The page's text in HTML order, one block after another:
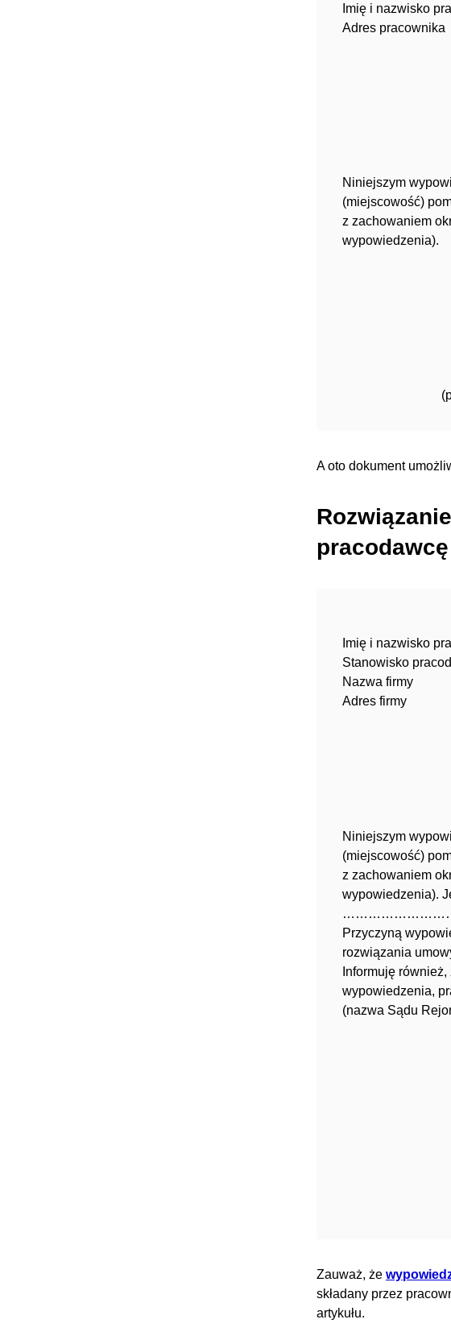
Imię i nazwisko
Adres pracownika
Niniejszym
(miejscowość)
z zachowaniem
wypowiedzenia).
A oto dokument
Imię i nazwisko
Stanowisko
Nazwa firmy
Adres firmy
Niniejszym
(miejscowość)
z zachowaniem
wypowiedzenia).
Przyczyną
rozwiązania
Informuję
wypowiedzenia,
(nazwa Sądu
Zauważ, że
składany przez
artykułu.